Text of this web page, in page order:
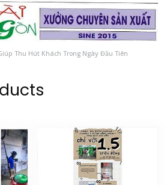
Thu Hút Khách Trong Ngày Đầu Tiên